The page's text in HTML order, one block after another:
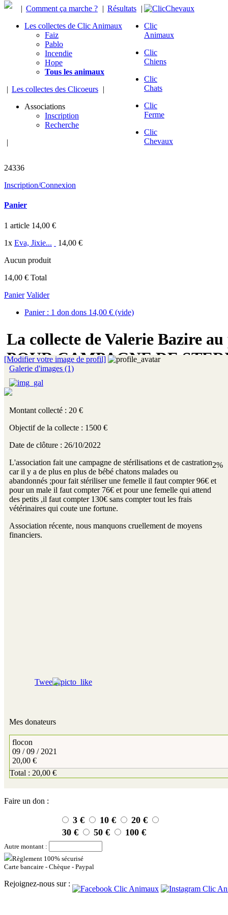
| Comment ça marche ? | Résultats |
Les collectes de Clic Animaux
Faiz
Pablo
Incendie
Hope
Tous les animaux
| Les collectes des Clicoeurs |
Associations
Inscription
Recherche
|
Clic
Animaux
Clic
Chiens
Clic
Chats
Clic
Ferme
Clic
Chevaux
24336
Inscription/Connexion
Panier
1 article 14,00 €
1x Eva, Jixie...
14,00 €
Aucun produit
14,00 € Total
Panier Valider
Panier : 1 don dons 14,00 € (vide)
La collecte de Valerie Bazire
POUR CAMPAGNE DE
[Modifier votre image de profil]
Galerie d'images (1)
Montant collecté : 20 €
Objectif de la collecte : 1500 €
Date de clôture : 26/10/2022
2%
L'association fait une campagne de stérilisations et de castration
car il y a de plus en plus de bébé chatons malades ou
abandonnés ;pour fait stériliser une femelle il faut compter 96€ et
pour un male il faut compter 76€ et pour une femelle qui attend
des petits ,il faut compter 130€ sans compter tout les frais
vétérinaires qui coute une fortune.
Association récente, nous manquons cruellement de moyens
financiers.
Tweeter
Mes donateurs
flocon
09 / 09 / 2021
20,00 €
Total : 20,00 €
Faire un don :
3 € 10 €
20 €
30 €
50 € 100 €
Autre montant :
Règlement 100% sécurisé
Carte bancaire - Chèque - Paypal
Rejoignez-nous sur :